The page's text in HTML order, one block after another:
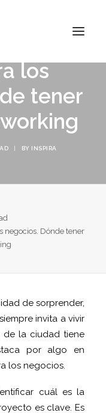
los
tener
| BY INSPIRA
negocios. Dónde tener
de sorprender,
invita a vivir
de la ciudad tiene
por algo en
los negocios.
cuál es la
es clave. Es